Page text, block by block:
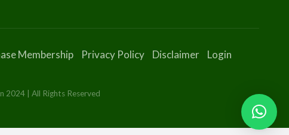
Membership Privacy Policy Disclaimer
Login
2024 | All Rights Reserved